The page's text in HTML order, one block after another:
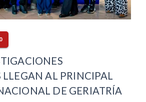
LLEGAN AL PRINCIPAL
DE GERIATRÍA